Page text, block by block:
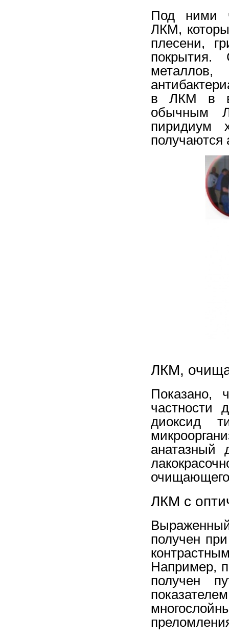
Под ними
ЛКМ,
плесени,
в ЛКМ в
обычным
пиридиум
получаются
ЛКМ,
Показано,
частности
диоксид
анатазный
ЛКМ с
получен
Например,
получен